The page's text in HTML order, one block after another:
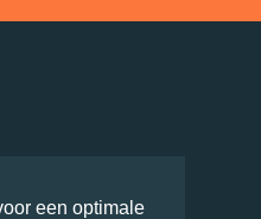
een optimale
Disclaimer
Cookies